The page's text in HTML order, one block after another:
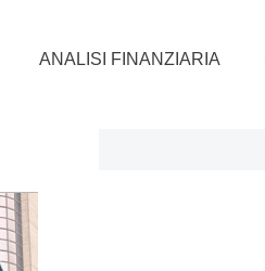
ANALISI FINANZIARIA